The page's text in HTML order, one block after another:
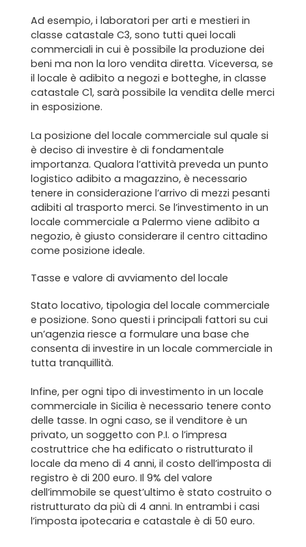
Home
Chi siamo
Il team
Formula BRAVA
Servizi per i clienti
Servizi per gli agenti
I nostri immobili
Blog
Contatti
Ad esempio, i laboratori per arti e mestieri in
classe catastale C3, sono tutti quei locali
commerciali in cui è possibile la produzione dei
beni ma non la loro vendita diretta. Viceversa, se
il locale è adibito a negozi e botteghe, in classe
catastale C1, sarà possibile la vendita delle merci
in esposizione.
La posizione del locale commerciale sul quale si
è deciso di investire è di fondamentale
importanza. Qualora l’attività preveda un punto
logistico adibito a magazzino, è necessario
tenere in considerazione l’arrivo di mezzi pesanti
adibiti al trasporto merci. Se l’investimento in un
locale commerciale a Palermo viene adibito a
negozio, è giusto considerare il centro cittadino
come posizione ideale.
Tasse e valore di avviamento del locale
Stato locativo, tipologia del locale commerciale
e posizione. Sono questi i principali fattori su cui
un’agenzia riesce a formulare una base che
consenta di investire in un locale commerciale in
tutta tranquillità.
Infine, per ogni tipo di investimento in un locale
commerciale in Sicilia è necessario tenere conto
delle tasse. In ogni caso, se il venditore è un
privato, un soggetto con P.I. o l’impresa
costruttrice che ha edificato o ristrutturato il
locale da meno di 4 anni, il costo dell’imposta di
registro è di 200 euro. Il 9% del valore
dell’immobile se quest’ultimo è stato costruito o
ristrutturato da più di 4 anni. In entrambi i casi
l’imposta ipotecaria e catastale è di 50 euro.